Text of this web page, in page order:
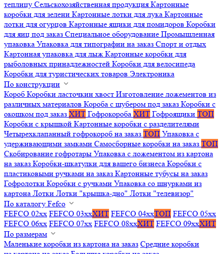
теплицу Сельскохозяйственная продукция Картонные
коробки для зелени Картонные лотки для лука Картонные
лотки для огурцов Картонные ящики для помидоров Коробки
для яиц под заказ Специальное оборудование Промышленная
упаковка Упаковка для типографии на заказ Спорт и отдых
Картонная упаковка для лыж Картонные коробки для
рыболовных принадлежностей Коробки для велосипеда
Коробки для туристических товаров Электроника
По конструкции
Короб Коробки ласточкин хвост Изготовление ложементов из
различных материалов Короба с шубером под заказ Коробки с
окошком под заказ ХИТ Гофрокороба ХИТ Гофроящики ТОП
Коробки с крышкой Картонные коробки с разделителями
Четырехклапанный гофрокороб на заказ ТОП Упаковка с
удерживающими замками Самосборные коробки на заказ ТОП
Скобирование гофротары Упаковка с ложементом из картона
на заказ Коробки-шкатулки для вашего бизнеса Коробки с
пластиковыми ручками на заказ Картонные тубусы на заказ
Гофролотки Коробки с ручками Упаковка со шнурками из
картона Лотки Лотки "крышка-дно" Лотки "телевизор"
По каталогу Fefco
FEFCO 02xx FEFCO 03xxХИТ FEFCO 04xxТОП FEFCO 05xx
FEFCO 06xx FEFCO 07xx FEFCO 08xxХИТ FEFCO 09xxХИТ
По размерам
Маленькие коробки из картона на заказ Средние коробки